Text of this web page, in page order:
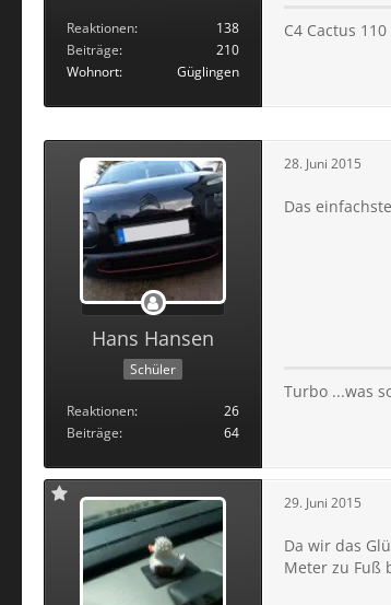
Reaktionen
138
Beiträge
210
Wohnort
Güglingen
C4 Cactus
Hans Hansen
Schüler
Reaktionen
26
Beiträge
64
28. Juni 2015
Das
Turbo ...was
29. Juni 2015
Da wir das
Meter zu Fuß